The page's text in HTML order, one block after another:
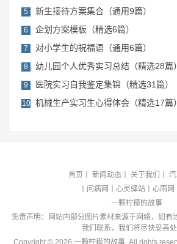
5 新生接待方案集合（通用9篇）
6 企划方案模板（精选6篇）
7 对小学生的祝福语（通用6篇）
8 幼儿园个人优秀实习总结（精选28篇）
9 医院实习自我鉴定集锦（精选31篇）
10 机械生产实习生心得体会（精选17篇）
首页 新闻动态丨 关于我们
问病网 心灵驿站 心雨网
一颗柠檬的故事
免责声明：网站内部分图片素材来源于网络，如有
我们联系，我们将尽快妥善处
Copyright © 2026 一颗柠檬的故事 . All rights